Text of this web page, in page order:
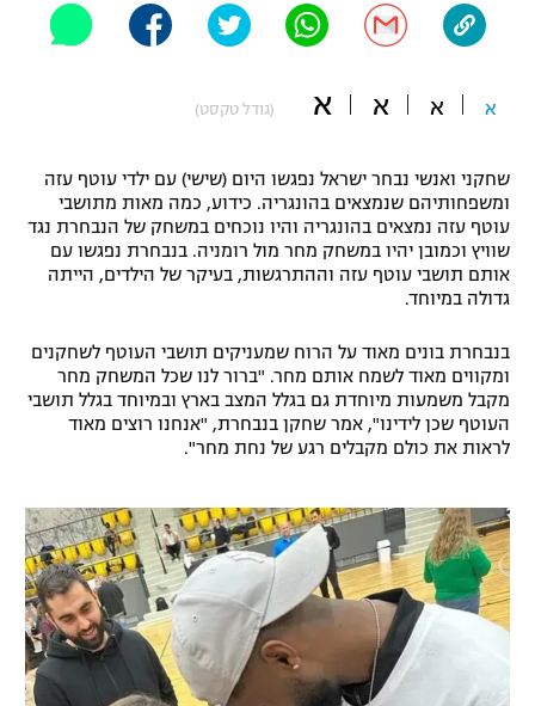
"מחצית בשכונה" – פודקאסט
משתתפים וזוכים בפרסים
תקנון משתתפים וזוכים בפרסים
תקנון עבור פעילות אלקטרה
תקנון עבור פעילות ספורט 1 – "מרלן"
טניס
גיימינג E-Sports
תנאי שימוש
מדיניות פרטיות
תקנון פעילות ספורט 1
רשיון להקרנה פומבית לבית עסק
הצטרפות לחבילת הערוצים
לוח דרושים – ג'ובנט
אופניים
ספורט מוטורי
פוטבול אמריקאי NFL
בייסבול MLB
אומנויות לחימה
גיימינג E-Sports
א א א א (גודל טקסט)
שחקני ואנשי נבחר ישראל נפגשו היום (שישי) עם ילדי עוטף עזה
ומשפחותיהם שנמצאים בהונגריה. כידוע, כמה מאות מתושבי
עוטף עזה נמצאים בהונגריה והיו נוכחים במשחק של הנבחרת נגד
שוויץ וכמובן יהיו במשחק מחר מול רומניה. בנבחרת נפגשו עם
אותם תושבי עוטף עזה וההתרגשות, בעיקר של הילדים, הייתה
גדולה במיוחד.
בנבחרת בונים מאוד על הרוח שמעניקים תושבי העוטף לשחקנים
ומקווים מאוד לשמח אותם מחר. "ברור לנו שכל המשחק מחר
מקבל משמעות מיוחדת גם בגלל המצב בארץ ובמיוחד בגלל תושבי
העוטף שכן לידינו", אמר שחקן בנבחרת, "אנחנו רוצים מאוד
לראות את כולם מקבלים רגע של נחת מחר".